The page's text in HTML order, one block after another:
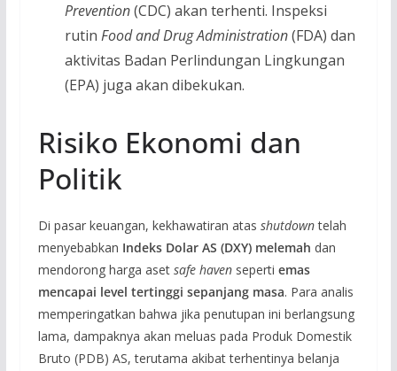
Prevention(CDC) akan terhenti. Inspeksi
rutin Food and Drug Administration(FDA) dan
aktivitas Badan Perlindungan Lingkungan
(EPA) juga akan dibekukan.
Risiko Ekonomi dan
Politik
Di pasar keuangan, kekhawatiran atas shutdowntelah
menyebabkan Indeks Dolar AS (DXY) melemah dan
mendorong harga aset safe havenseperti emas
mencapai level tertinggi sepanjang masa. Para analis
memperingatkan bahwa jika penutupan ini berlangsung
lama, dampaknya akan meluas pada Produk Domestik
Bruto (PDB) AS, terutama akibat terhentinya belanja